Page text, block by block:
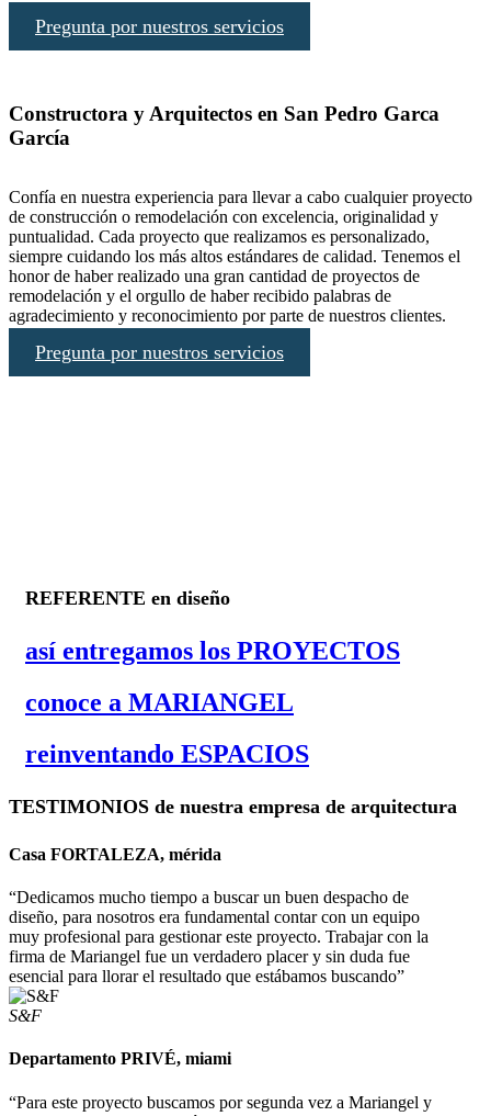
Pregunta por nuestros servicios
Constructora y Arquitectos en San Pedro Garca
García
Confía en nuestra experiencia para llevar a cabo cualquier proyecto
de construcción o remodelación con excelencia, originalidad y
puntualidad. Cada proyecto que realizamos es personalizado,
siempre cuidando los más altos estándares de calidad. Tenemos el
honor de haber realizado una gran cantidad de proyectos de
remodelación y el orgullo de haber recibido palabras de
agradecimiento y reconocimiento por parte de nuestros clientes.
Pregunta por nuestros servicios
REFERENTE en diseño
así entregamos los PROYECTOS
conoce a MARIANGEL
reinventando ESPACIOS
TESTIMONIOS de nuestra empresa de arquitectura
Casa FORTALEZA, mérida
“Dedicamos mucho tiempo a buscar un buen despacho de
diseño, para nosotros era fundamental contar con un equipo
muy profesional para gestionar este proyecto. Trabajar con la
firma de Mariangel fue un verdadero placer y sin duda fue
esencial para llorar el resultado que estábamos buscando”
S&F
Departamento PRIVÉ, miami
“Para este proyecto buscamos por segunda vez a Mariangel y